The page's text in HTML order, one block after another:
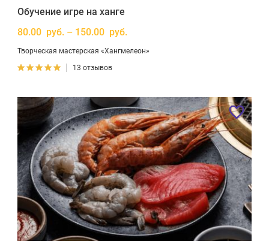
Обучение игре на ханге
80.00 руб. – 150.00 руб.
Творческая мастерская «Хангмелеон»
13 отзывов